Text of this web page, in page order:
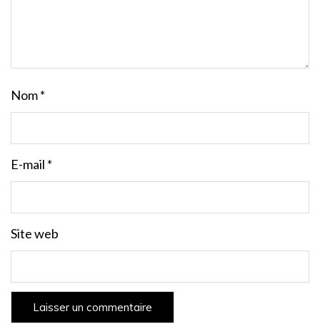
Nom*
E-mail *
Site web